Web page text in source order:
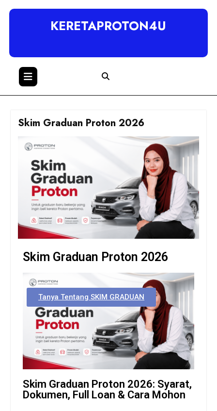
KERETAPROTON4U
Skim Graduan Proton 2026
Skim Graduan Proton 2026
Skim Graduan Proton 2026: Syarat,
Dokumen, Full Loan & Cara Mohon
Tanya Tentang SKIM GRADUAN